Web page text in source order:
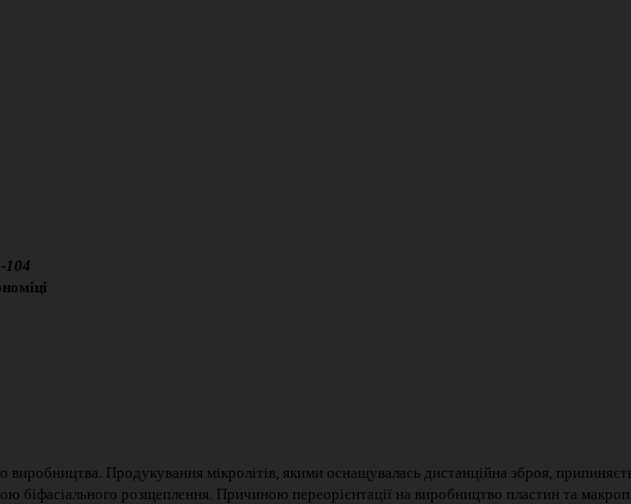
-104
виробництва. Продукування мікролітів, якими оснащувалась дистанційна зброя,
біфасіального розщеплення. Причиною переорієнтації на виробництво пластин та